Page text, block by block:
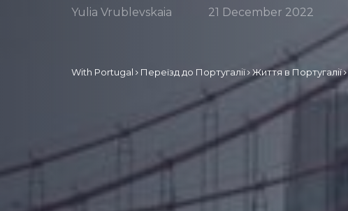
Yulia Vrublevskaia 21 December 2022
With Portugal Переїзд до Португалії Життя в Португалії